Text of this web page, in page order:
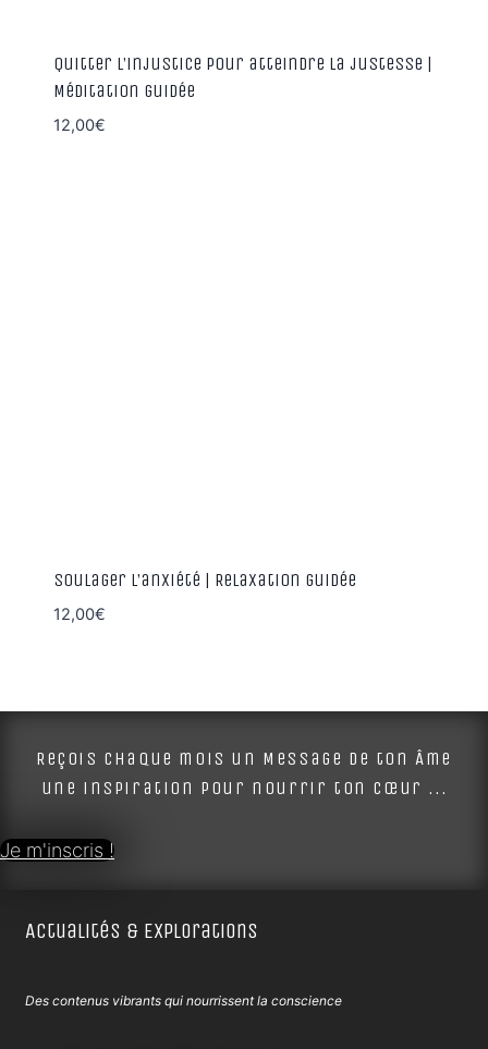
Quitter l’injustice pour atteindre la justesse |
Méditation guidée
12,00€
Soulager l’anxiété | Relaxation guidée
12,00€
Reçois chaque mois un Message de ton Âme
une inspiration pour nourrir ton cœur ...
Je m'inscris !
Actualités & Explorations
Des contenus vibrants qui nourrissent la conscience